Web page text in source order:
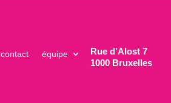
contact équipe
Rue d’Alost 7
1000 Bruxelles